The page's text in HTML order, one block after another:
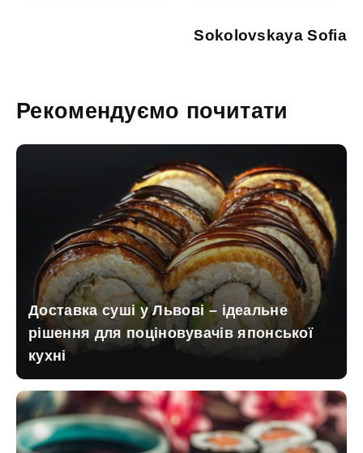
Sokolovskaya Sofia
Рекомендуємо почитати
Доставка суші у Львові – ідеальне
рішення для поціновувачів японської
кухні